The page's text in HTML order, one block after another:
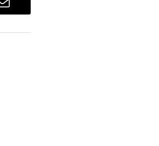
Email